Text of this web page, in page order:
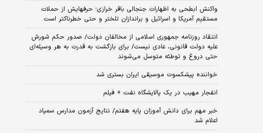
واکنش ابطحی به اظهارات جنجالی باقر خرازی؛ حرفهایش از حملات
مستقیم آمریکا و اسرائیل و براندازان تلختر و حتی خطرناکتر است
انتقاد روزنامه جمهوری اسلامی از مخالفان دولت/ صدور حکم شورش
علیه دولت قانونی، عادی نیست/ برای بازگشت به قدرت به هر وسیله‌ای
حتی دروغ و توطئه متوسل می‌شوند
خواننده پیشکسوت موسیقی ایران بستری شد
انفجار مهیب در یک پالایشگاه نفت + فیلم
خبر مهم برای دانش آموزان پایه هفتم/ نتایج آزمون مدارس سمپاد
اعلام شد